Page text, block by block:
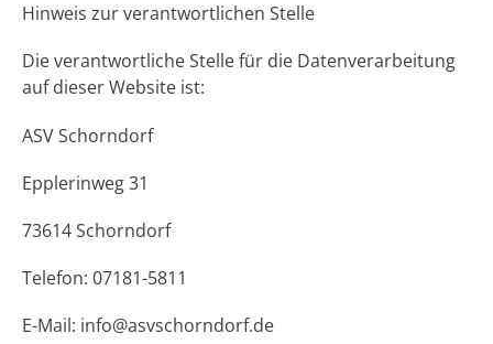
Hinweis zur verantwortlichen Stelle
Die verantwortliche Stelle für die Datenverarbeitung
auf dieser Website ist:
ASV Schorndorf
Epplerinweg 31
73614 Schorndorf
Telefon: 07181-5811
E-Mail: info@asvschorndorf.de